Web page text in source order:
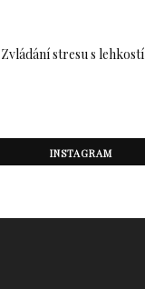
Zvládání stresu s lehkostí
INSTAGRAM